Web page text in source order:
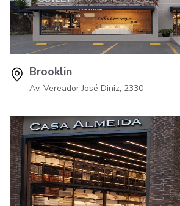
Brooklin
Av. Vereador José Diniz, 2330